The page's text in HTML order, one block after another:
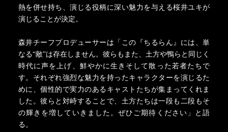
熱を併せ持ち、演じる役柄に深い魅力を与える桜井ユキが
演じることが決定。
森井チーフプロデューサーは「この『ちるらん』には、単
なる“敵”は存在しません。彼らもまた、土方や鴨らと同じく
時代に声を上げ、鮮やかに生きそして散った若者たちで
す。それぞれ強烈な魅力を持ったキャラクターを演じるた
めに、個性的で実力のあるキャストたちが集まってくれま
した。彼らと対峙することで、土方たちは一段も二段もそ
の輝きを増していきました。ぜひご期待ください」と語
る。